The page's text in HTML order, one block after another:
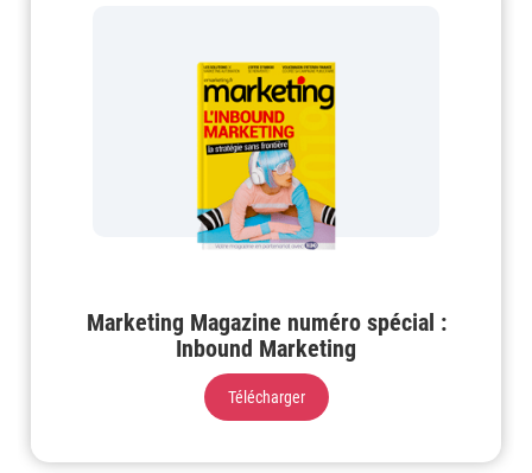
Marketing Magazine numéro spécial :
Inbound Marketing
Télécharger